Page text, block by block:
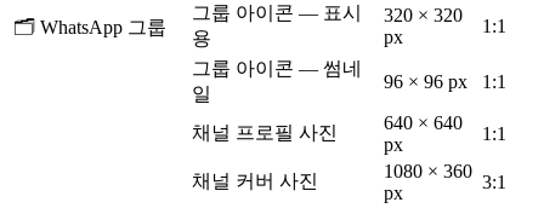
🗂️ WhatsApp 그룹
그룹 아이콘 — 표시
용
320 × 320
px
1:1
그룹 아이콘 — 썸네
일
96 × 96 px 1:1
채널 프로필 사진
640 × 640
px
1:1
채널 커버 사진
1080 × 360
px
3:1